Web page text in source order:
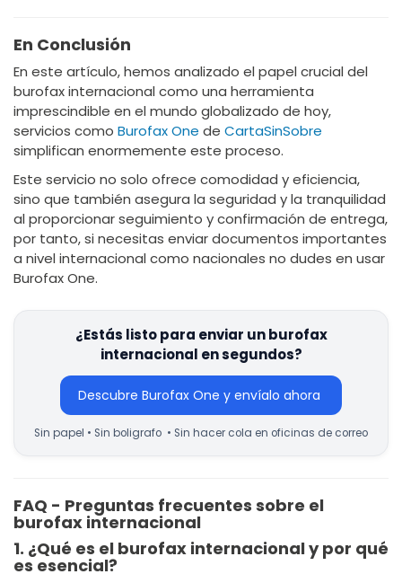
En Conclusión
En este artículo, hemos analizado el papel crucial del
burofax internacional como una herramienta
imprescindible en el mundo globalizado de hoy,
servicios como Burofax One de CartaSinSobre
simplifican enormemente este proceso.
Este servicio no solo ofrece comodidad y eficiencia,
sino que también asegura la seguridad y la tranquilidad
al proporcionar seguimiento y confirmación de entrega,
por tanto, si necesitas enviar documentos importantes
a nivel internacional como nacionales no dudes en usar
Burofax One.
¿Estás listo para enviar un burofax
internacional en segundos?
Descubre Burofax One y envíalo ahora
Sin papel • Sin boligrafo • Sin hacer cola en oficinas de correo
FAQ - Preguntas frecuentes sobre el
burofax internacional
1. ¿Qué es el burofax internacional y por qué
es esencial?